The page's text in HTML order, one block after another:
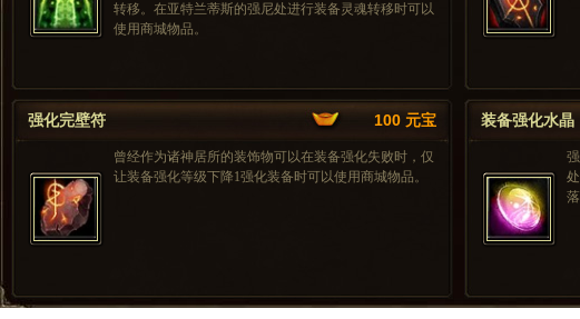
转移。在亚特兰蒂斯的强尼处进行装备灵魂转移时可以
使用商城物品。
强化完壁符 100 元宝
曾经作为诸神居所的装饰物可以在装备强化失败时，仅
让装备强化等级下降1强化装备时可以使用商城物品。
装备强化水晶